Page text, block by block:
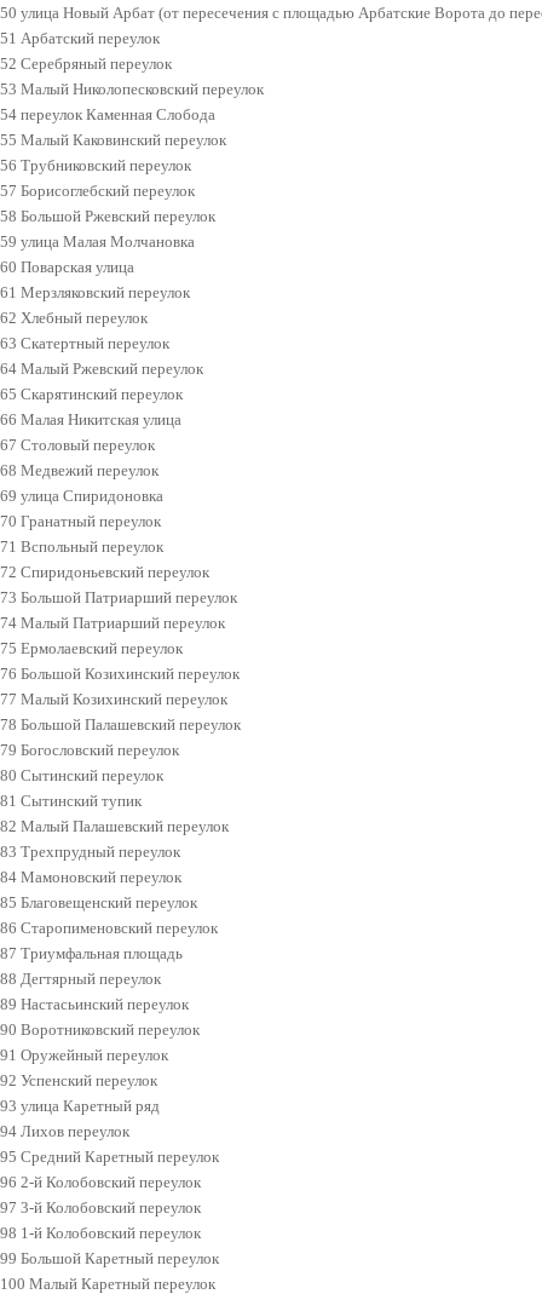
50 улица Новый Арбат (от пересечения с площадью Арбатские Ворота до
51 Арбатский переулок
52 Серебряный переулок
53 Малый Николопесковский переулок
54 переулок Каменная Слобода
55 Малый Каковинский переулок
56 Трубниковский переулок
57 Борисоглебский переулок
58 Большой Ржевский переулок
59 улица Малая Молчановка
60 Поварская улица
61 Мерзляковский переулок
62 Хлебный переулок
63 Скатертный переулок
64 Малый Ржевский переулок
65 Скарятинский переулок
66 Малая Никитская улица
67 Столовый переулок
68 Медвежий переулок
69 улица Спиридоновка
70 Гранатный переулок
71 Вспольный переулок
72 Спиридоньевский переулок
73 Большой Патриарший переулок
74 Малый Патриарший переулок
75 Ермолаевский переулок
76 Большой Козихинский переулок
77 Малый Козихинский переулок
78 Большой Палашевский переулок
79 Богословский переулок
80 Сытинский переулок
81 Сытинский тупик
82 Малый Палашевский переулок
83 Трехпрудный переулок
84 Мамоновский переулок
85 Благовещенский переулок
86 Старопименовский переулок
87 Триумфальная площадь
88 Дегтярный переулок
89 Настасьинский переулок
90 Воротниковский переулок
91 Оружейный переулок
92 Успенский переулок
93 улица Каретный ряд
94 Лихов переулок
95 Средний Каретный переулок
96 2-й Колобовский переулок
97 3-й Колобовский переулок
98 1-й Колобовский переулок
99 Большой Каретный переулок
100 Малый Каретный переулок